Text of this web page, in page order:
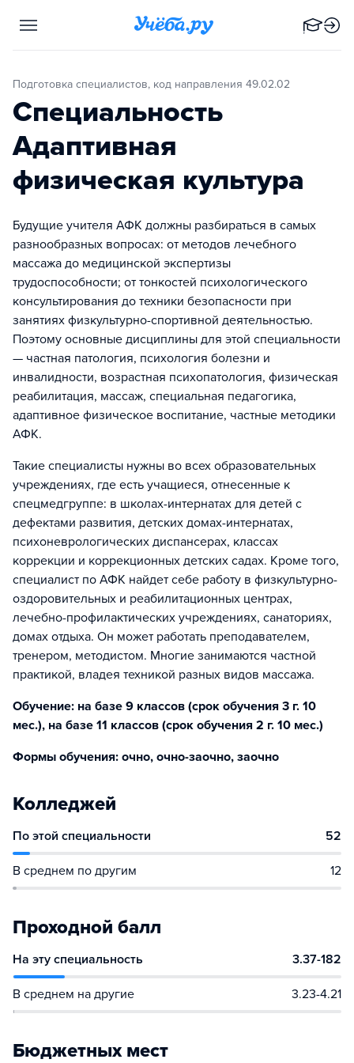
Подготовка специалистов, код направления 49.02.02
Специальность
Адаптивная
физическая культура
Будущие учителя АФК должны разбираться в самых
разнообразных вопросах: от методов лечебного
массажа до медицинской экспертизы
трудоспособности; от тонкостей психологического
консультирования до техники безопасности при
занятиях физкультурно-спортивной деятельностью.
Поэтому основные дисциплины для этой специальности
— частная патология, психология болезни и
инвалидности, возрастная психопатология, физическая
реабилитация, массаж, специальная педагогика,
адаптивное физическое воспитание, частные методики
АФК.
Такие специалисты нужны во всех образовательных
учреждениях, где есть учащиеся, отнесенные к
спецмедгруппе: в школах-интернатах для детей с
дефектами развития, детских домах-интернатах,
психоневрологических диспансерах, классах
коррекции и коррекционных детских садах. Кроме того,
специалист по АФК найдет себе работу в физкультурно-
оздоровительных и реабилитационных центрах,
лечебно-профилактических учреждениях, санаториях,
домах отдыха. Он может работать преподавателем,
тренером, методистом. Многие занимаются частной
практикой, владея техникой разных видов массажа.
Обучение: на базе 9 классов (срок обучения 3 г. 10
мес.), на базе 11 классов (срок обучения 2 г. 10 мес.)
Формы обучения: очно, очно-заочно, заочно
Колледжей
По этой специальности 52
В среднем по другим 12
Проходной балл
На эту специальность 3.37-182
В среднем на другие 3.23-4.21
Бюджетных мест